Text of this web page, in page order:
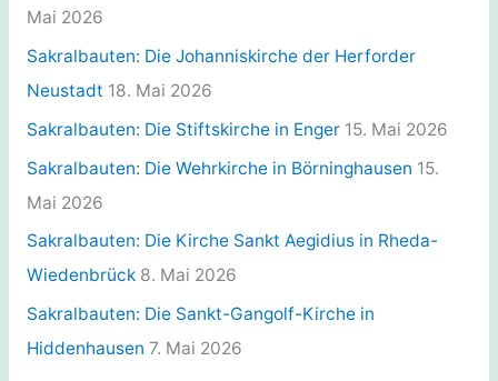
e
n
Mai 2026
Sakralbauten: Die Johanniskirche der Herforder
Neustadt 18. Mai 2026
Sakralbauten: Die Stiftskirche in Enger 15. Mai 2026
Sakralbauten: Die Wehrkirche in Börninghausen 15.
Mai 2026
Sakralbauten: Die Kirche Sankt Aegidius in Rheda-
Wiedenbrück 8. Mai 2026
Sakralbauten: Die Sankt-Gangolf-Kirche in
Hiddenhausen 7. Mai 2026